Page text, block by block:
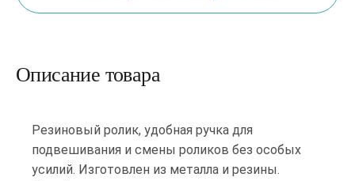
Описание товара
Резиновый ролик, удобная ручка для
подвешивания и смены роликов без особых
усилий. Изготовлен из металла и резины.